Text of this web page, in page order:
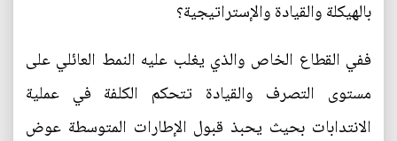
بالهيكلة والقيادة والإستراتيجية؟
ففي القطاع الخاص والذي يغلب عليه النمط العائلي على
مستوى التصرف والقيادة تتحكم الكلفة في عملية
الانتدابات بحيث يحبذ قبول الإطارات المتوسطة عوض